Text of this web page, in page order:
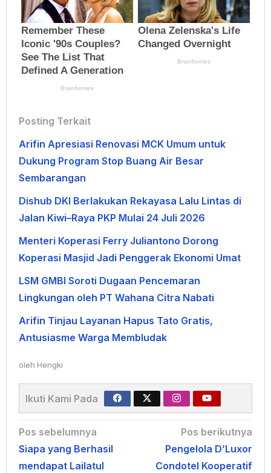
Posting Terkait
Arifin Apresiasi Renovasi MCK Umum untuk
Dukung Program Stop Buang Air Besar
Sembarangan
Dishub DKI Berlakukan Rekayasa Lalu Lintas di
Jalan Kiwi–Raya PKP Mulai 24 Juli 2026
Menteri Koperasi Ferry Juliantono Dorong
Koperasi Masjid Jadi Penggerak Ekonomi Umat
LSM GMBI Soroti Dugaan Pencemaran
Lingkungan oleh PT Wahana Citra Nabati
Arifin Tinjau Layanan Hapus Tato Gratis,
Antusiasme Warga Membludak
oleh Hengki
Ikuti Kami Pada
Navigasi
pos
Pos sebelumnya
Siapa yang Berhasil
mendapat Lailatul
Pos berikutnya
Pengelola D’Luxor
Condotel Kooperatif